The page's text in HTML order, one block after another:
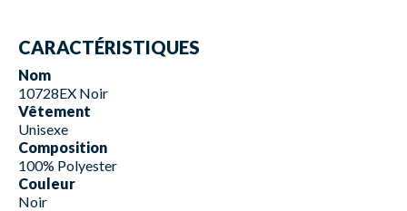
CARACTÉRISTIQUES
Nom
10728EX Noir
Vêtement
Unisexe
Composition
100% Polyester
Couleur
Noir